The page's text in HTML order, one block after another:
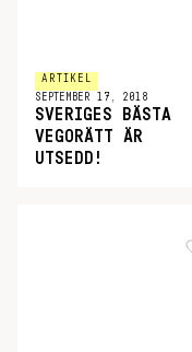
ARTIKEL
SEPTEMBER 17, 2018
SVERIGES BÄSTA
VEGORÄTT ÄR
UTSEDD!